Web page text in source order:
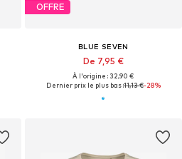
OFFRE
BLUE SEVEN
De 7,95 €
À l'origine : 32,90 €
Dernier prix le plus bas :11,13 €-28%